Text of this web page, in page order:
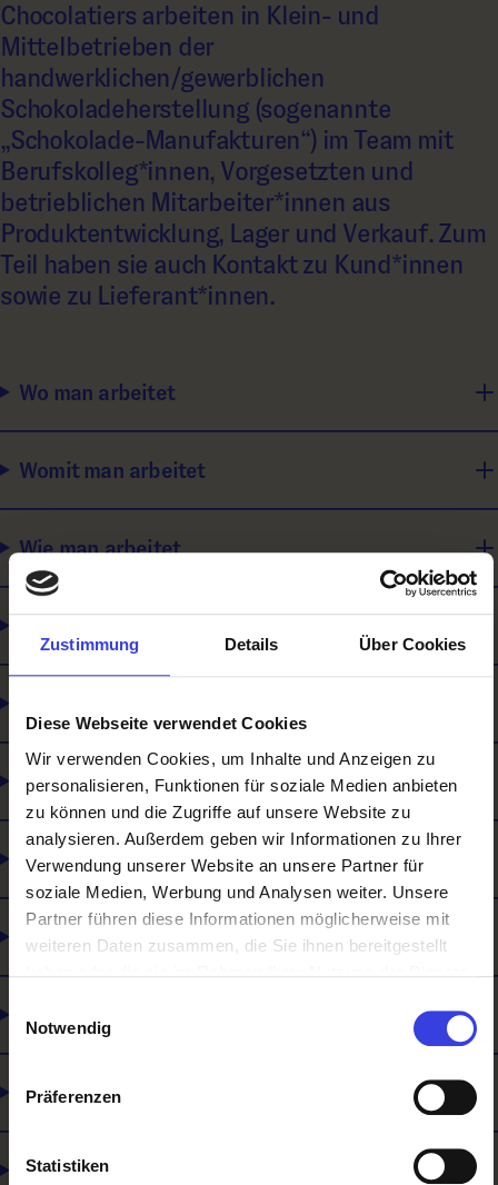
Zustimmung Details Über Cookies
Diese Webseite verwendet Cookies
Wir verwenden Cookies, um Inhalte und Anzeigen zu
personalisieren, Funktionen für soziale Medien anbieten
zu können und die Zugriffe auf unsere Website zu
analysieren. Außerdem geben wir Informationen zu Ihrer
Verwendung unserer Website an unsere Partner für
soziale Medien, Werbung und Analysen weiter. Unsere
Partner führen diese Informationen möglicherweise mit
weiteren Daten zusammen, die Sie ihnen bereitgestellt
Notwendig
Präferenzen
Statistiken
Chocolatiers arbeiten in Klein- und
Mittelbetrieben der
handwerklichen/gewerblichen
Schokoladeherstellung (sogenannte
„Schokolade-Manufakturen“) im Team mit
Berufskolleg*innen, Vorgesetzten und
betrieblichen Mitarbeiter*innen aus
Produktentwicklung, Lager und Verkauf. Zum
Teil haben sie auch Kontakt zu Kund*innen
sowie zu Lieferant*innen.
Wo man arbeitet
Womit man arbeitet
Wie man arbeitet
Ausbildungsinhalte / Was man lernt
Wie man sich weiterbilden kann
Was du mitbringen solltest
Lehre und Matura
Selbstständigkeit